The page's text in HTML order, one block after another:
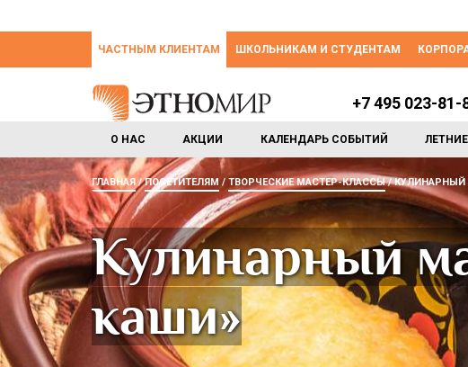
ЧАСТНЫМ КЛИЕНТАМ ШКОЛЬНИКАМ И СТУДЕНТАМ
О НАС АКЦИИ КАЛЕНДАРЬ СОБЫТИЙ
+7 495 023-81-
ГЛАВНАЯ ПОСЕТИТЕЛЯМ ТВОРЧЕСКИЕ МАСТЕР-КЛАССЫ КУЛИНАРНЫЙ
Кулинарный
каши»